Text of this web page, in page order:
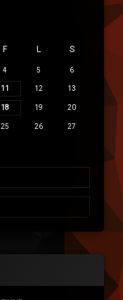
F L S
4 5 6
11 12 13
18 19 20
25 26 27